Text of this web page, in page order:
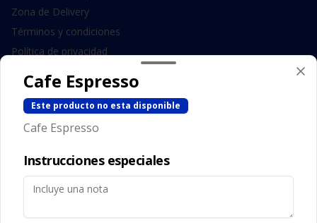
Zona de Delivery
Términos y condiciones
Política de privacidad
Redes sociales
Instagram
Facebook
Mi cuenta
Cafe Espresso
Este producto no esta disponible
Cafe Espresso
Instrucciones especiales